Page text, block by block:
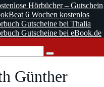
Hörbücher – Gutschein
6 Wochen kostenlos
Gutscheine bei Thalia
Gutscheine bei eBook.de
Günther